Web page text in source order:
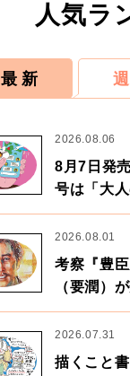
人気ラ
最 新
2026.08.06
8月7日発
号は「大
2026.08.01
考察『豊
（要潤）
す。天下
2026.07.31
描くこと